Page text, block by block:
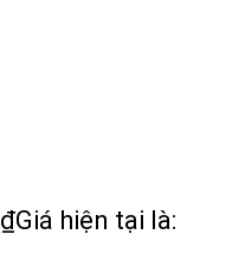
₫Giá hiện tại là: